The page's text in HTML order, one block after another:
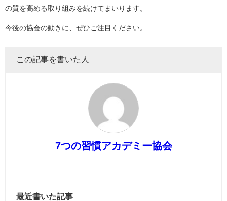
の質を高める取り組みを続けてまいります。
今後の協会の動きに、ぜひご注目ください。
この記事を書いた人
7つの習慣アカデミー協会
最近書いた記事